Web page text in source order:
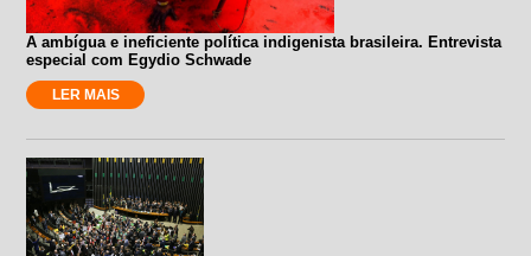
A ambígua e ineficiente política indigenista brasileira. Entrevista
especial com Egydio Schwade
LER MAIS